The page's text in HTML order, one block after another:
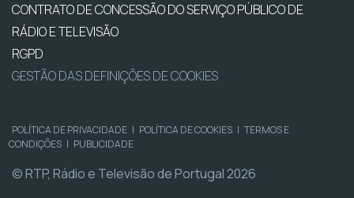
CONTRATO DE CONCESSÃO DO SERVIÇO PÚBLICO DE
RÁDIO E TELEVISÃO
RGPD
GESTÃO DAS DEFINIÇÕES DE COOKIES
POLÍTICA DE PRIVACIDADE | POLÍTICA DE COOKIES | TERMOS E
CONDIÇÕES | PUBLICIDADE
© RTP, Rádio e Televisão de Portugal 2026